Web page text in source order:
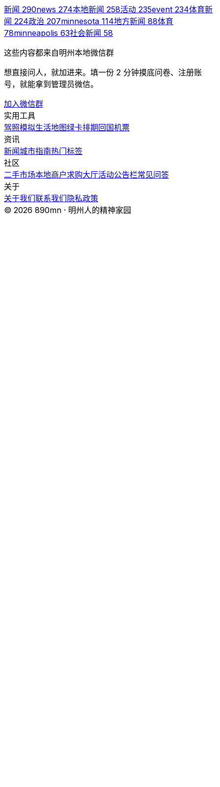
新闻 290news 274本地新闻 258活动 235event 234体育新
闻 224政治 207minnesota 114地方新闻 88体育
78minneapolis 63社会新闻 58
这些内容都来自明州本地微信群
想直接问人，就加进来。填一份 2 分钟摸底问卷、注册账
号，就能拿到管理员微信。
加入微信群
实用工具
驾照模拟生活地图绿卡排期回国机票
资讯
新闻城市指南热门标签
社区
二手市场本地商户求购大厅活动公告栏常见问答
关于
关于我们联系我们隐私政策
© 2026 890mn · 明州人的精神家园